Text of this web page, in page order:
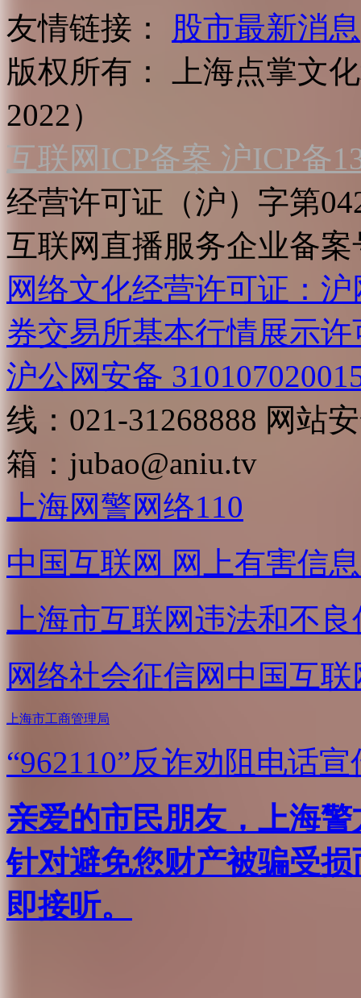
友情链接：
股市最新消息
版权所有：
上海点掌文
2022）
互联网ICP备案 沪ICP备
经营许可证（沪）字第
互联网直播服务企业备案
网络文化经营许可证：
券交易所基本行情展示许
沪公网安备
线：021-31268888 网站
箱： jubao@aniu.tv
上海网警网络110
中国互联网 网上有害信
上海市互联网违法和不
网络社会征信网 中国互
上海市工商管理局
“962110”反诈劝阻电话宣
亲爱的市民朋友，上海
针对避免您财产被骗受
即接听。